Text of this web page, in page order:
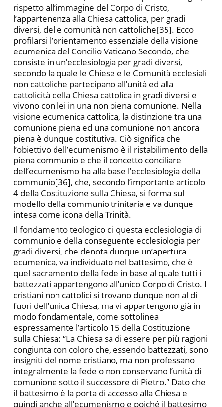
rispetto all’immagine del Corpo di Cristo,
l’appartenenza alla Chiesa cattolica, per gradi
diversi, delle comunità non cattoliche[35]. Ecco
profilarsi l’orientamento essenziale della visione
ecumenica del Concilio Vaticano Secondo, che
consiste in un’ecclesiologia per gradi diversi,
secondo la quale le Chiese e le Comunità ecclesiali
non cattoliche partecipano all’unità ed alla
cattolicità della Chiesa cattolica in gradi diversi e
vivono con lei in una non piena comunione. Nella
visione ecumenica cattolica, la distinzione tra una
comunione piena ed una comunione non ancora
piena è dunque costitutiva. Ciò significa che
l’obiettivo dell’ecumenismo è il ristabilimento della
piena communio e che il concetto conciliare
dell’ecumenismo ha alla base l’ecclesiologia della
communio[36], che, secondo l’importante articolo
4 della Costituzione sulla Chiesa, si forma sul
modello della communio trinitaria e va dunque
intesa come icona della Trinità.
Il fondamento teologico di questa ecclesiologia di
communio e della conseguente ecclesiologia per
gradi diversi, che denota dunque un’apertura
ecumenica, va individuato nel battesimo, che è
quel sacramento della fede in base al quale tutti i
battezzati appartengono all’unico Corpo di Cristo. I
cristiani non cattolici si trovano dunque non al di
fuori dell’unica Chiesa, ma vi appartengono già in
modo fondamentale, come sottolinea
espressamente l’articolo 15 della Costituzione
sulla Chiesa: “La Chiesa sa di essere per più ragioni
congiunta con coloro che, essendo battezzati, sono
insigniti del nome cristiano, ma non professano
integralmente la fede o non conservano l’unità di
comunione sotto il successore di Pietro.” Dato che
il battesimo è la porta di accesso alla Chiesa e
quindi anche all’ecumenismo e poiché il battesimo